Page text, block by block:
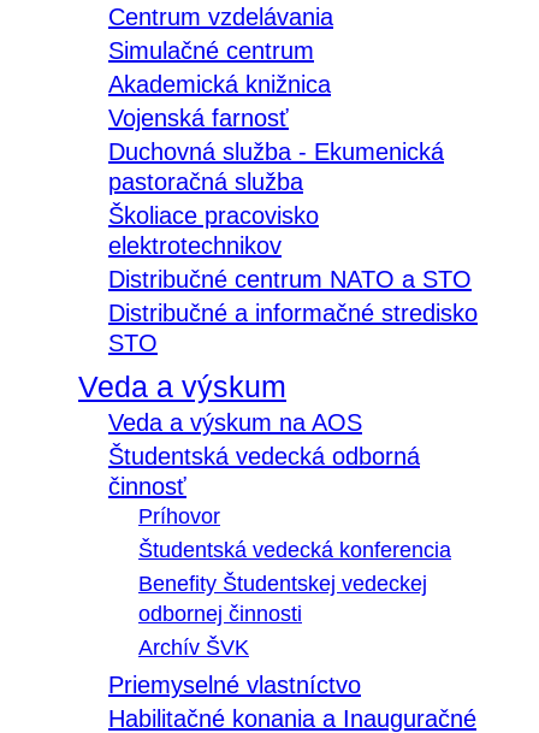
Centrum vzdelávania
Simulačné centrum
Akademická knižnica
Vojenská farnosť
Duchovná služba - Ekumenická
pastoračná služba
Školiace pracovisko
elektrotechnikov
Distribučné centrum NATO a STO
Distribučné a informačné stredisko
STO
Veda a výskum
Veda a výskum na AOS
Študentská vedecká odborná
činnosť
Príhovor
Študentská vedecká konferencia
Benefity Študentskej vedeckej
odbornej činnosti
Archív ŠVK
Priemyselné vlastníctvo
Habilitačné konania a Inauguračné